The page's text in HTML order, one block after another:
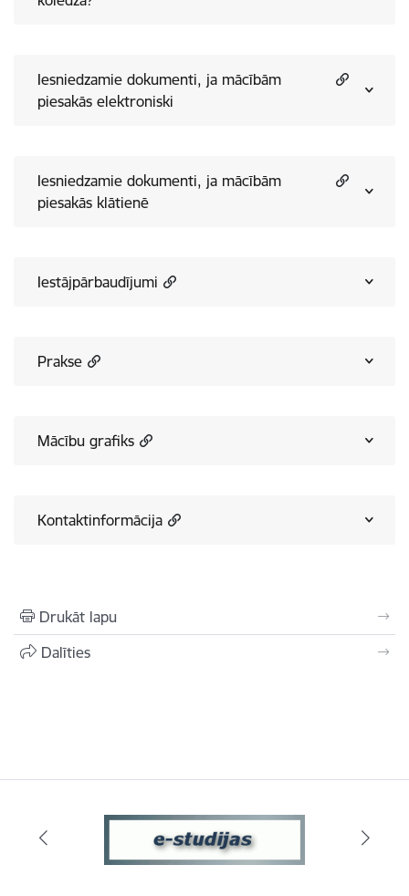
Iesniedzamie dokumenti, ja mācībām
piesakās elektroniski
Iesniedzamie dokumenti, ja mācībām
piesakās klātienē
Iestājpārbaudījumi
Prakse
Mācību grafiks
Kontaktinformācija
Drukāt lapu
Dalīties